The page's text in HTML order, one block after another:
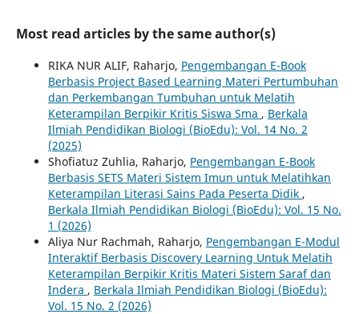
Most read articles by the same author(s)
RIKA NUR ALIF, Raharjo, Pengembangan E-Book
Berbasis Project Based Learning Materi Pertumbuhan
dan Perkembangan Tumbuhan untuk Melatih
Keterampilan Berpikir Kritis Siswa Sma , Berkala
Ilmiah Pendidikan Biologi (BioEdu): Vol. 14 No. 2
(2025)
Shofiatuz Zuhlia, Raharjo, Pengembangan E-Book
Berbasis SETS Materi Sistem Imun untuk Melatihkan
Keterampilan Literasi Sains Pada Peserta Didik ,
Berkala Ilmiah Pendidikan Biologi (BioEdu): Vol. 15 No.
1 (2026)
Aliya Nur Rachmah, Raharjo, Pengembangan E-Modul
Interaktif Berbasis Discovery Learning Untuk Melatih
Keterampilan Berpikir Kritis Materi Sistem Saraf dan
Indera , Berkala Ilmiah Pendidikan Biologi (BioEdu):
Vol. 15 No. 2 (2026)